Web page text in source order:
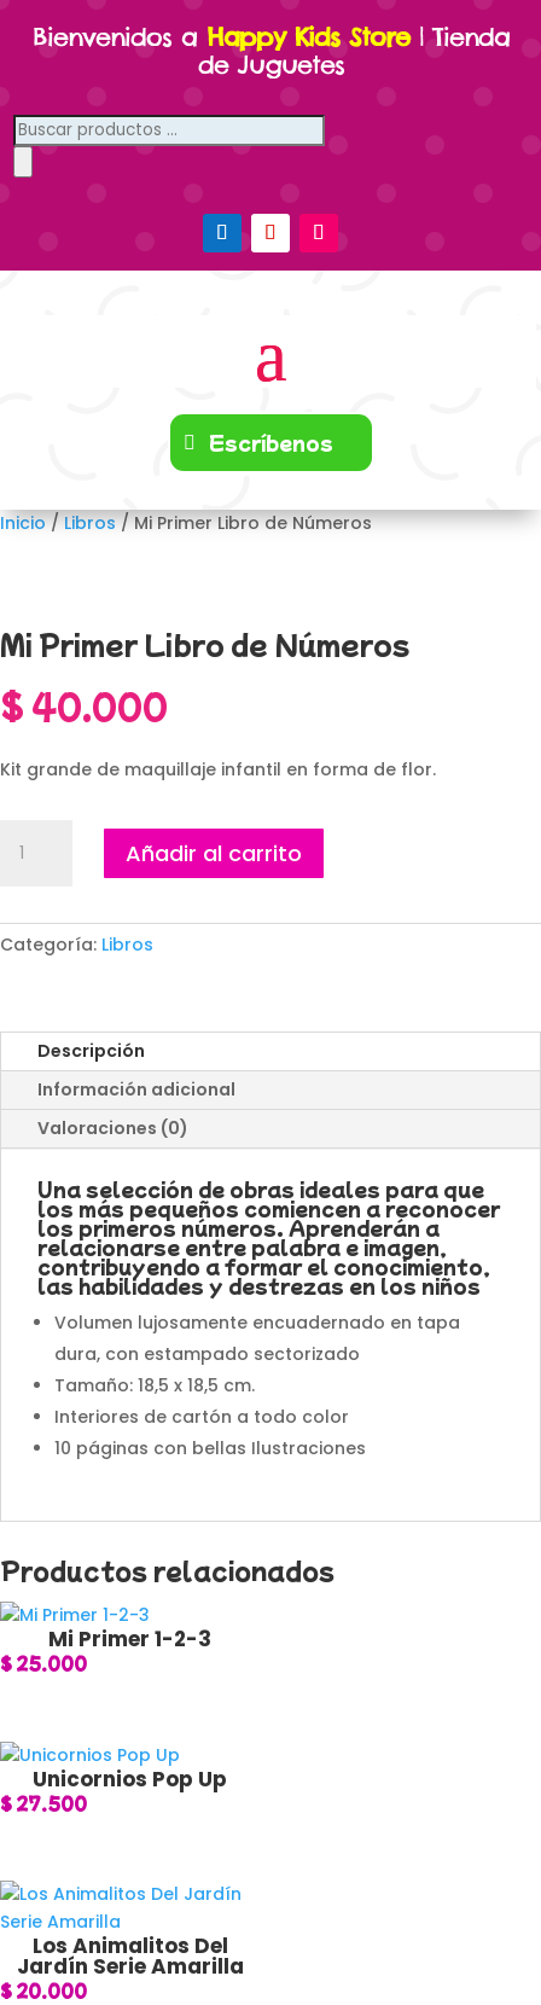
Bienvenidos a Happy Kids Store| Tienda
de Juguetes
Búsqueda
de
productos
Escríbenos
Inicio/Libros/ Mi Primer Libro de Números
Mi Primer Libro de Números
$ 40.000
Kit grande de maquillaje infantil en forma de flor.
Primer
Números
Añadir al carrito
Categoría: Libros
Descripción
Información adicional
Valoraciones (0)
Una selección de obras ideales para que
los más pequeños comiencen a reconocer
los primeros números. Aprenderán a
relacionarse entre palabra e imagen,
contribuyendo a formar el conocimiento,
las habilidades y destrezas en los niños
Volumen lujosamente encuadernado en tapa
dura, con estampado sectorizado
Tamaño: 18,5 x 18,5 cm.
Interiores de cartón a todo color
10 páginas con bellas Ilustraciones
Productos relacionados
Mi Primer 1-2-3
$ 25.000
Unicornios Pop Up
$ 27.500
Los Animalitos Del
Jardín Serie Amarilla
$ 20.000